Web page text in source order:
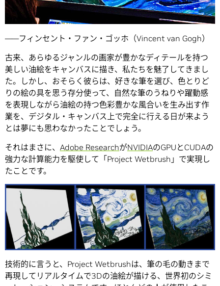
「我、絵を夢に見、夢を絵にする」
――フィンセント・ファン・ゴッホ（Vincent van Gogh）
古来、あらゆるジャンルの画家が豊かなディテールを持つ
美しい油絵をキャンバスに描き、私たちを魅了してきまし
た。しかし、おそらく彼らは、好きな筆を選び、色とりど
りの絵の具を思う存分使って、自然な筆のうねりや躍動感
を表現しながら油絵の持つ色彩豊かな風合いを生み出す作
業を、デジタル・キャンバス上で完全に行える日が来よう
とは夢にも思わなかったことでしょう。
それはまさに、 Adobe ResearchがNVIDIAのGPUとCUDAの
強力な計算能力を駆使して「Project Wetbrush」で実現し
たことです。
技術的に言うと、Project Wetbrushは、筆の毛の動きまで
再現してリアルタイムで3Dの油絵が描ける、世界初のシミ